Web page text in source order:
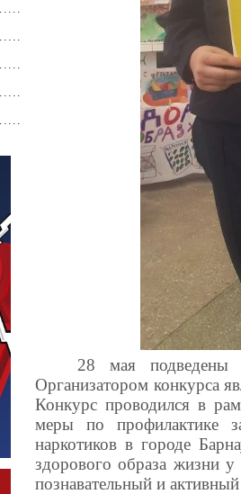
28 мая подведены
Организатором конкурса
Конкурс проводился в
меры по профилактике
наркотиков в городе
здорового образа жизни
познавательный и